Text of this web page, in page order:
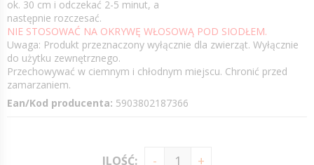
ok. 30 cm i odczekać 2-5 minut, a
następnie rozczesać.
NIE STOSOWAĆ NA OKRYWĘ WŁOSOWĄ POD SIODŁEM.
Uwaga: Produkt przeznaczony wyłącznie dla zwierząt. Wyłącznie
do użytku zewnętrznego.
Przechowywać w ciemnym i chłodnym miejscu. Chronić przed
zamarzaniem.
Ean/Kod producenta: 5903802187366
ILOŚĆ: